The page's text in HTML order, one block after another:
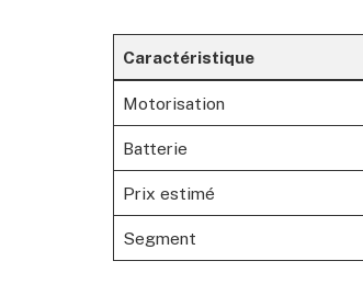
Caractéristique
Motorisation
Batterie
Prix estimé
Segment